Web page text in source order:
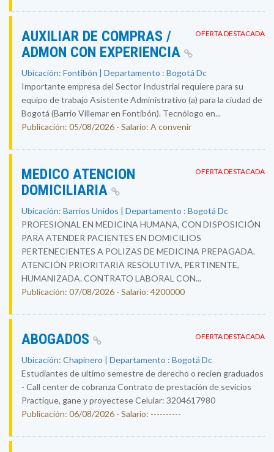
OFERTA DESTACADA
AUXILIAR DE COMPRAS /
ADMON CON EXPERIENCIA
Ubicación: Fontibón | Departamento : Bogotá Dc
Importante empresa del Sector Industrial requiere para su
equipo de trabajo Asistente Administrativo (a) para la ciudad de
Bogotá (Barrio Villemar en Fontibón). Tecnólogo en...
Publicación: 05/08/2026 - Salario: A convenir
OFERTA DESTACADA
MEDICO ATENCION
DOMICILIARIA
Ubicación: Barrios Unidos | Departamento : Bogotá Dc
PROFESIONAL EN MEDICINA HUMANA, CON DISPOSICIÓN
PARA ATENDER PACIENTES EN DOMICILIOS
PERTENECIENTES A POLIZAS DE MEDICINA PREPAGADA.
ATENCIÓN PRIORITARIA RESOLUTIVA, PERTINENTE,
HUMANIZADA. CONTRATO LABORAL CON...
Publicación: 07/08/2026 - Salario: 4200000
OFERTA DESTACADA
ABOGADOS
Ubicación: Chapinero | Departamento : Bogotá Dc
Estudiantes de ultimo semestre de derecho o recien graduados
- Call center de cobranza Contrato de prestación de sevicios
Practique, gane y proyectese Celular: 3204617980
Publicación: 06/08/2026 - Salario: ----------